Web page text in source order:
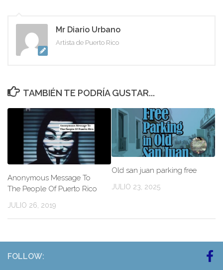
Mr Diario Urbano
Artista de Puerto Rico
TAMBIÉN TE PODRÍA GUSTAR...
Anonymous Message To
The People Of Puerto Rico
JULIO 26, 2019
Old san juan parking free
JULIO 23, 2025
FOLLOW: